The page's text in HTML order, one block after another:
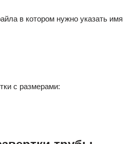
в котором нужно указать имя
с размерами: